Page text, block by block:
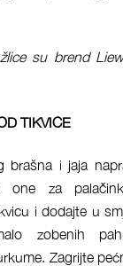
su brend
TIKVICE
brašna i jaja
one za
i dodajte u
zobenih
Zagrijte